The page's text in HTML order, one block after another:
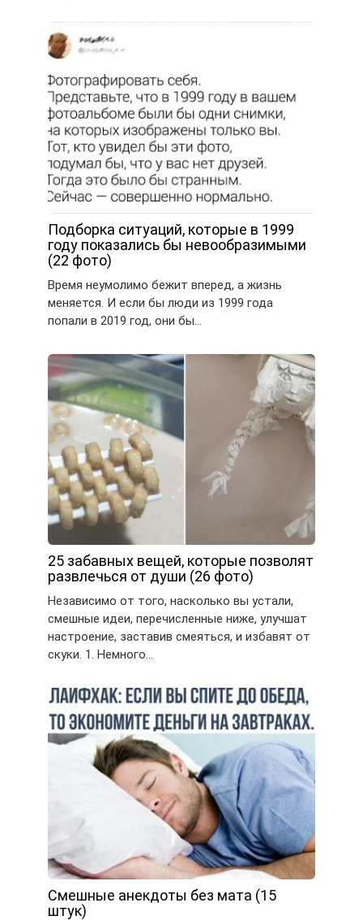
Подборка ситуаций, которые в 1999
году показались бы невообразимыми
(22 фото)
Время неумолимо бежит вперед, а жизнь
меняется. И если бы люди из 1999 года
попали в 2019 год, они бы…
25 забавных вещей, которые позволят
развлечься от души (26 фото)
Независимо от того, насколько вы устали,
смешные идеи, перечисленные ниже, улучшат
настроение, заставив смеяться, и избавят от
скуки. 1. Немного…
Смешные анекдоты без мата (15
штук)